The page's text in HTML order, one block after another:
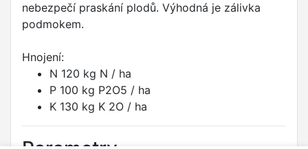
nebezpečí praskání plodů. Výhodná je zálivka
podmokem.
Hnojení:
N 120 kg N / ha
P 100 kg P2O5 / ha
K 130 kg K 2O / ha